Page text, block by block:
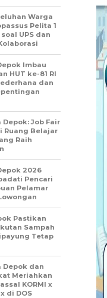
Warga
Pelita 1
UPS dan
Imbau
HUT ke-81 RI
dan
Depok: Job Fair
Ruang Belajar
Raih
2026
Pencari
Pelamar
Pastikan
Sampah
Tetap
Depok dan
Meriahkan
KORMI x
di DOS